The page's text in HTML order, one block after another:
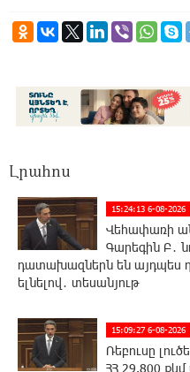
Լրահոս
15:24:13 6-08-2026
Վեհափառի
Գարեգին Բ․
դատախազներն են այդպես
ելնելով․ տեսանյութ
15:09:27 6-08-2026
Ռեբուսը
ՀՀ 29.800